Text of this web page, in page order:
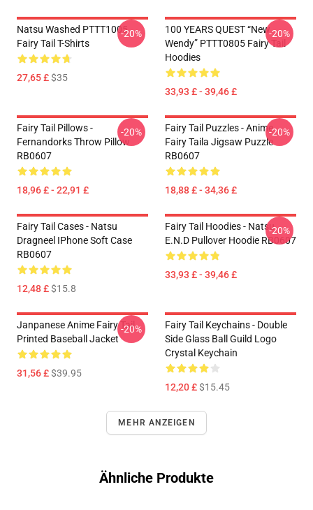
Natsu Washed PTTT1005
Fairy Tail T-Shirts
27,65 £$35
-20%
100 YEARS QUEST “New
Wendy” PTTT0805 Fairy Tail
Hoodies
33,93 £ - 39,46 £
-20%
Fairy Tail Pillows -
Fernandorks Throw Pillow
RB0607
18,96 £ - 22,91 £
-20%
Fairy Tail Puzzles - Anime
Fairy Taila Jigsaw Puzzle
RB0607
18,88 £ - 34,36 £
-20%
Fairy Tail Cases - Natsu
Dragneel IPhone Soft Case
RB0607
12,48 £$15.8
Fairy Tail Hoodies - Natsu
E.N.D Pullover Hoodie RB0607
33,93 £ - 39,46 £
-20%
Janpanese Anime Fairy Tail
Printed Baseball Jacket
31,56 £$39.95
-20%
Fairy Tail Keychains - Double
Side Glass Ball Guild Logo
Crystal Keychain
12,20 £$15.45
MEHR ANZEIGEN
Ähnliche Produkte